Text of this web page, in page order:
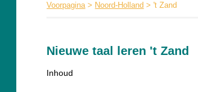
Voorpagina> Noord-Holland > 't Zand
Nieuwe taal leren 't Zand
Inhoud